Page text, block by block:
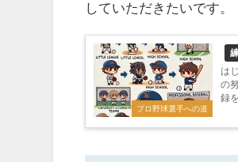
していただきたいです。
プロ野球選手への道
は
の
録